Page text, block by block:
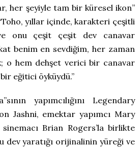
her şeyiyle tam bir küresel ikon”
yıllar içinde, karakteri çeşitli
onu çeşit çeşit dev canavar
benim en sevdiğim, her zaman
o hem dehşet verici bir canavar
eğitici öyküydü.”
yapımcılığını Legendary
Jashni, emektar yapımcı Mary
Brian Rogers’la birlikte
dev yaratığı orijinalinin yüreği ve